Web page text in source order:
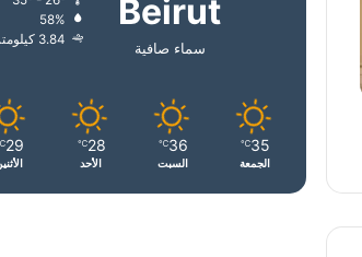
Beirut
سماء صافية
58%
3.84 كيلومتر/ساعة
35
℃
الجمعة
36
℃
السبت
28
℃
الأحد
29